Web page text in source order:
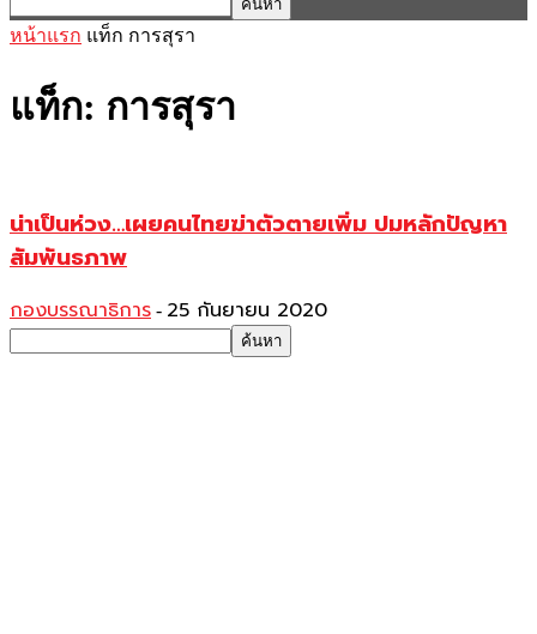
หน้าแรก แท็ก การสุรา
แท็ก: การสุรา
น่าเป็นห่วง…เผยคนไทยฆ่าตัวตายเพิ่ม ปมหลักปัญหา
สัมพันธภาพ
กองบรรณาธิการ - 25 กันยายน 2020